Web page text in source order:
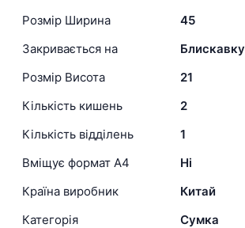
Розмір Ширина
45
Закривається на
Блискавку
Розмір Висота
21
Кількість кишень
2
Кількість відділень
1
Вміщує формат А4
Ні
Країна виробник
Китай
Категорія
Сумка